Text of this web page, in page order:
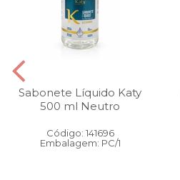
Sabonete Líquido Katy
500 ml Neutro
Código: 141696
Embalagem: PC/1